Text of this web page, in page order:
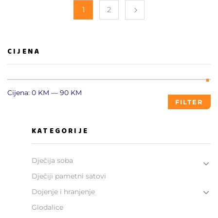
CIJENA
FILTER
Cijena: 0 KM — 90 KM
KATEGORIJE
Dječija soba
Dječiji pametni satovi
Dojenje i hranjenje
Glodalice
1 2